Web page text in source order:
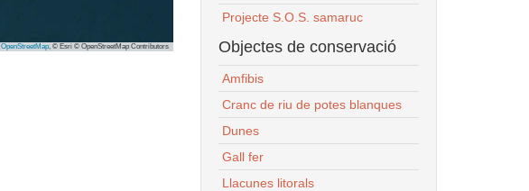
OpenStreetMap, © Esri © OpenStreetMap Contributors
Projecte S.O.S. samaruc
Objectes de conservació
Amfibis
Cranc de riu de potes blanques
Dunes
Gall fer
Llacunes litorals